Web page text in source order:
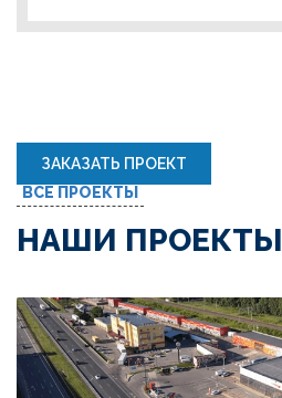
НАШИ ПРОЕКТЫ
ВСЕ ПРОЕКТЫ
ЗАКАЗАТЬ ПРОЕКТ